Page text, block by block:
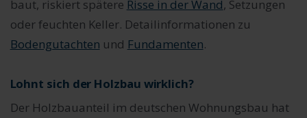
baut, riskiert spätere Risse in der Wand, Setzungen
oder feuchten Keller. Detailinformationen zu
Bodengutachten und Fundamenten.
Lohnt sich der Holzbau wirklich?
Der Holzbauanteil im deutschen Wohnungsbau hat